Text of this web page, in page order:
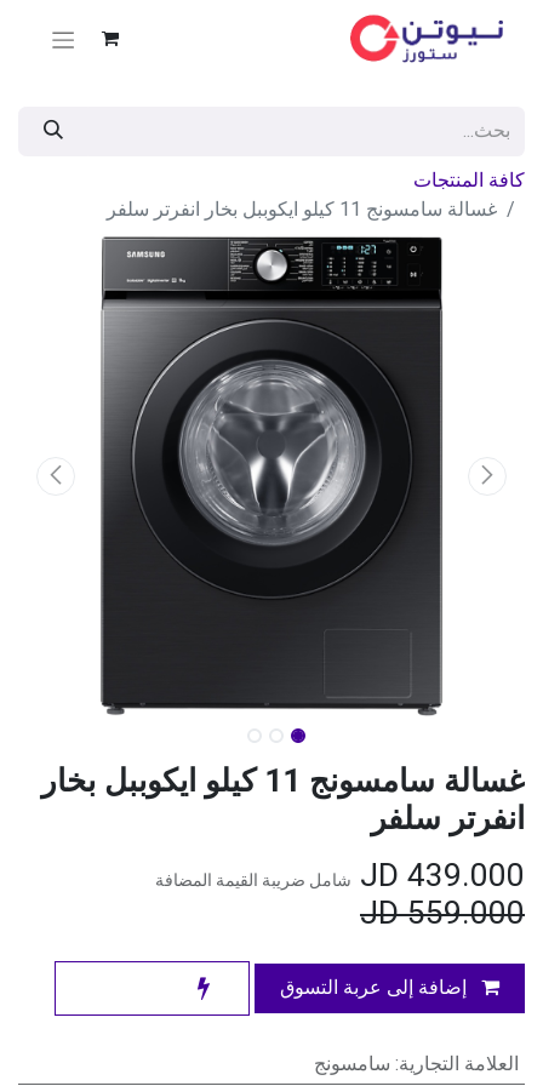
كافة المنتجات
غسالة سامسونج 11 كيلو ايكوببل بخار انفرتر سلفر
غسالة سامسونج 11 كيلو ايكوببل بخار
انفرتر سلفر
439.000
شامل ضريبة القيمة المضافة
559.000
JD
إضافة إلى عربة التسوق
العلامة التجارية: سامسونج